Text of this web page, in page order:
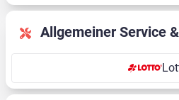
Allgemeiner Service